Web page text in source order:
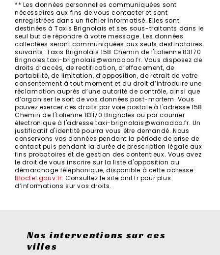
** Les données personnelles communiquées sont
nécessaires aux fins de vous contacter et sont
enregistrées dans un fichier informatisé. Elles sont
destinées à Taxis Brignolais et ses sous-traitants dans le
seul but de répondre à votre message. Les données
collectées seront communiquées aux seuls destinataires
suivants: Taxis Brignolais 158 Chemin de l'Eolienne 83170
Brignoles taxi-brignolais@wanadoo.fr. Vous disposez de
droits d’accès, de rectification, d’effacement, de
portabilité, de limitation, d’opposition, de retrait de votre
consentement à tout moment et du droit d’introduire une
réclamation auprès d’une autorité de contrôle, ainsi que
d’organiser le sort de vos données post-mortem. Vous
pouvez exercer ces droits par voie postale à l'adresse 158
Chemin de l'Eolienne 83170 Brignoles ou par courrier
électronique à l'adresse taxi-brignolais@wanadoo.fr. Un
justificatif d'identité pourra vous être demandé. Nous
conservons vos données pendant la période de prise de
contact puis pendant la durée de prescription légale aux
fins probatoires et de gestion des contentieux. Vous avez
le droit de vous inscrire sur la liste d'opposition au
démarchage téléphonique, disponible à cette adresse:
Bloctel.gouv.fr. Consultez le site cnil.fr pour plus
d’informations sur vos droits.
Nos interventions sur ces
villes